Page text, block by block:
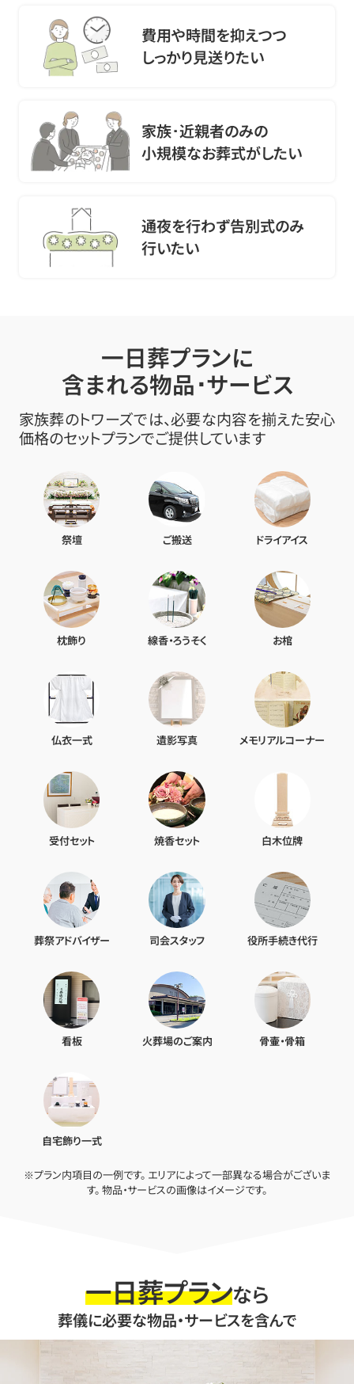
費用や時間を抑えつつ
しっかり見送りたい
家族･近親者のみの
小規模なお葬式がしたい
通夜を行わず告別式のみ
行いたい
一日葬プランに
含まれる物品･サービス
家族葬のトワーズでは、必要な内容を揃えた安心
価格のセットプランでご提供しています
祭壇 ご搬送 ドライアイス
枕飾り 線香・ろうそく お棺
仏衣一式 遺影写真 メモリアルコーナー
受付セット 焼香セット 白木位牌
葬祭アドバイザー 司会スタッフ 役所手続き代行
看板 火葬場のご案内 骨壷・骨箱
自宅飾り一式
※プラン内項目の一例です。 エリアによって一部異なる場合がございま
す。 物品・サービスの画像はイメージです。
一日葬プランなら
葬儀に必要な物品・サービスを含んで